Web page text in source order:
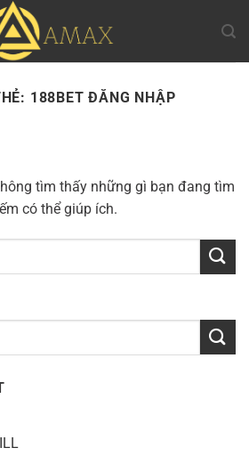
188BET ĐĂNG NHẬP
tìm thấy những gì bạn đang tìm
có thể giúp ích.